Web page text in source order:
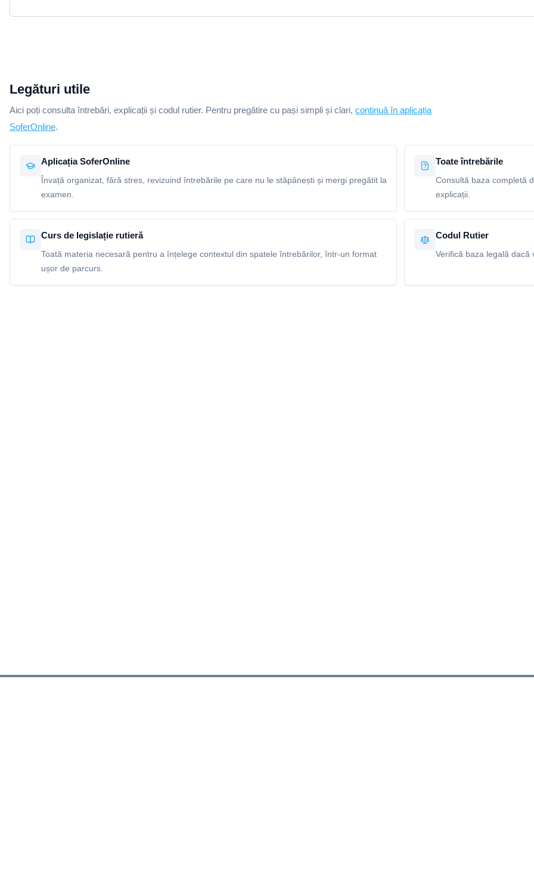
Legături utile
Aici poți consulta întrebări, explicații și codul rutier. Pentru pregătire cu pași simpli și clari, continuă în aplicația
SoferOnline.
Aplicația SoferOnline
Învață organizat, fără stres, revizuind întrebările pe care nu le stăpânești și mergi pregătit la
examen.
Toate întrebările
Consultă baza completă
explicații.
Curs de legislație rutieră
Toată materia necesară pentru a înțelege contextul din spatele întrebărilor, într-un format
ușor de parcurs.
Codul Rutier
Verifică baza legală dacă